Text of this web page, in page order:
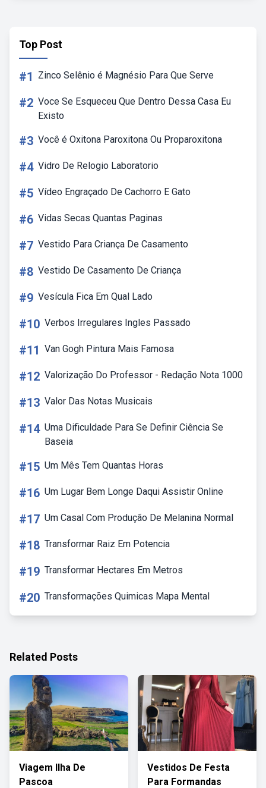
Top Post
#1 Zinco Selênio é Magnésio Para Que Serve
#2 Voce Se Esqueceu Que Dentro Dessa Casa Eu
Existo
#3 Você é Oxitona Paroxitona Ou Proparoxitona
#4 Vidro De Relogio Laboratorio
#5 Vídeo Engraçado De Cachorro E Gato
#6 Vidas Secas Quantas Paginas
#7 Vestido Para Criança De Casamento
#8 Vestido De Casamento De Criança
#9 Vesícula Fica Em Qual Lado
#10 Verbos Irregulares Ingles Passado
#11 Van Gogh Pintura Mais Famosa
#12 Valorização Do Professor - Redação Nota 1000
#13 Valor Das Notas Musicais
#14 Uma Dificuldade Para Se Definir Ciência Se
Baseia
#15 Um Mês Tem Quantas Horas
#16 Um Lugar Bem Longe Daqui Assistir Online
#17 Um Casal Com Produção De Melanina Normal
#18 Transformar Raiz Em Potencia
#19 Transformar Hectares Em Metros
#20 Transformações Quimicas Mapa Mental
Related Posts
Viagem Ilha De
Pascoa
Vestidos De Festa
Para Formandas